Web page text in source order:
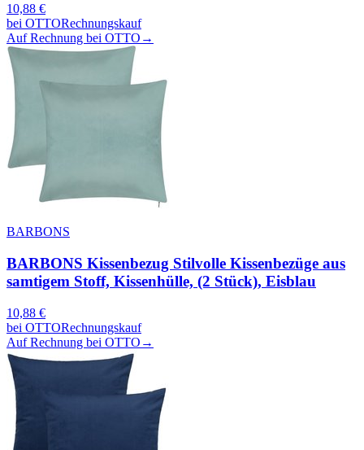
10,88 €
bei OTTORechnungskauf
Auf Rechnung bei OTTO →
BARBONS
BARBONS Kissenbezug Stilvolle Kissenbezüge aus
samtigem Stoff, Kissenhülle, (2 Stück), Eisblau
10,88 €
bei OTTORechnungskauf
Auf Rechnung bei OTTO →